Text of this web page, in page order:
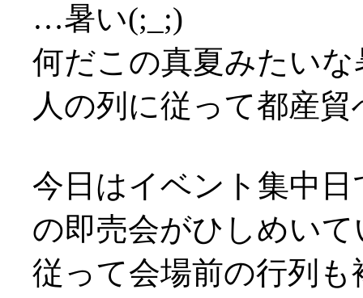
…暑い(;_;)
何だこの真夏みたいな
人の列に従って都産
今日はイベント集中
の即売会がひしめい
従って会場前の行列